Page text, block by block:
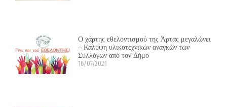
Ο χάρτης εθελοντισμού της Άρτας μεγαλώνει
– Κάλυψη υλικοτεχνικών αναγκών των
Συλλόγων από τον Δήμο
16/07/2021